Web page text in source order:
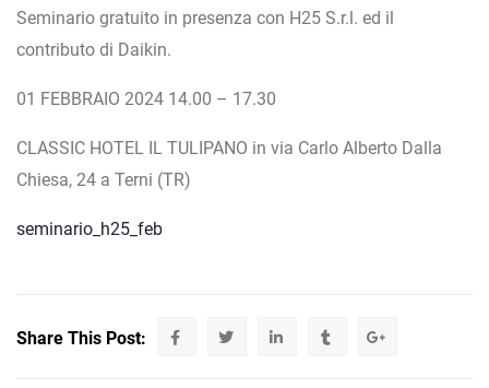
Seminario gratuito in presenza con H25 S.r.l. ed il
contributo di Daikin.
01 FEBBRAIO 2024 14.00 – 17.30
CLASSIC HOTEL IL TULIPANO in via Carlo Alberto Dalla
Chiesa, 24 a Terni (TR)
seminario_h25_feb
Share This Post: